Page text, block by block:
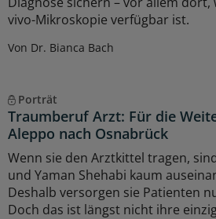
vivo-Mikroskopie verfügbar ist.
Von Dr. Bianca Bach
Porträt
Traumberuf Arzt: Für die
Aleppo nach Osnabrück
Wenn sie den Arztkittel tragen,
und Yaman Shehabi kaum
Deshalb versorgen sie Patienten
Doch das ist längst nicht ihre